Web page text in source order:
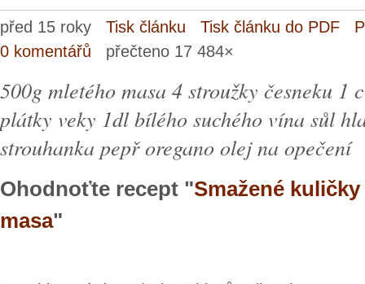
před 15 roky Tisk článku Tisk článku do PDF
0 komentářů přečteno 17 484×
500g mletého masa 4 stroužky česneku 1
plátky veky 1dl bílého suchého vína sůl
strouhanka pepř oregano olej na opečení
Ohodnoťte recept "Smažené
masa"